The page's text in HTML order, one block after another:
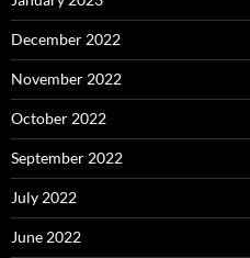
December 2022
November 2022
October 2022
September 2022
July 2022
June 2022